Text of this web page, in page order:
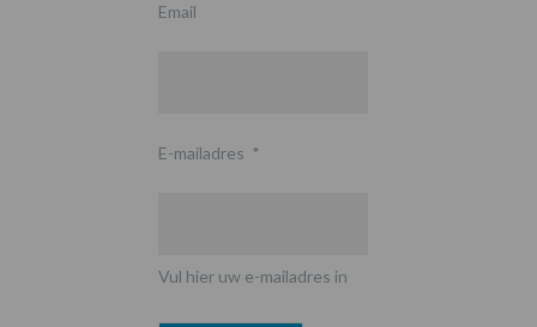
Email
E-mailadres *
Vul hier uw e-mailadres in